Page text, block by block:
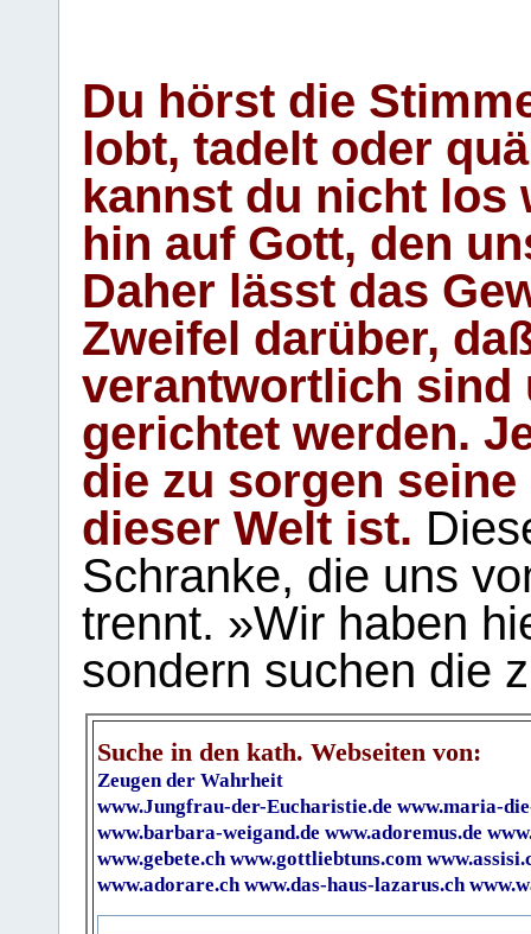
Du hörst die
lobt, tadelt oder
kannst du nicht los
hin auf Gott, den
Daher lässt das
Zweifel darüber,
verantwortlich sind
gerichtet werden.
die zu sorgen
dieser Welt ist.
Schranke, die uns
trennt. »Wir haben
sondern suchen die
Suche in den kath. Webseiten von:
Zeugen der Wahrheit
www.Jungfrau-der-Eucharistie.de www.maria-
www.barbara-weigand.de www.adoremus.de
www.gebete.ch www.gottliebtuns.com
www.adorare.ch www.das-haus-lazarus.ch